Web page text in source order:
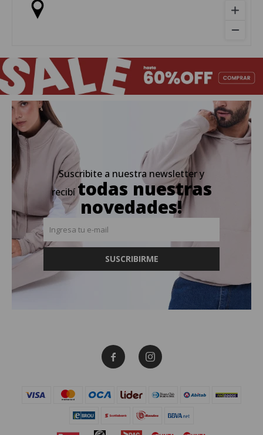
Suscribite a nuestra newsletter y
recibí todas nuestras
novedades!
SUSCRIBIRME
 